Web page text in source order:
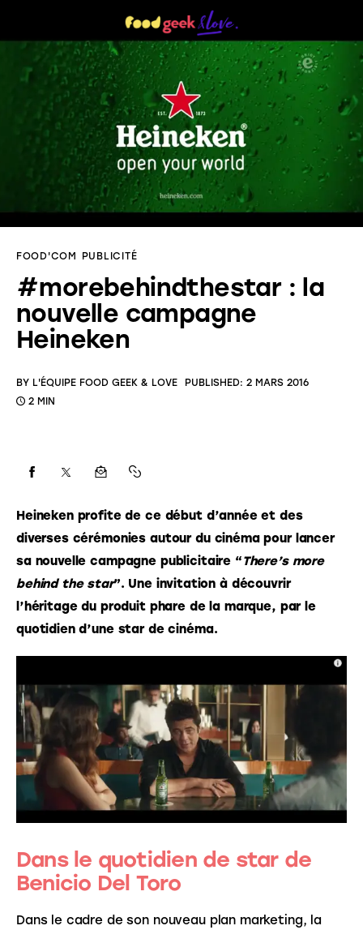
Food’News
Food’Com
Food’Art
Food’Life
FOOD'COM PUBLICITÉ
#morebehindthestar : la
nouvelle campagne
Heineken
BY L'ÉQUIPE FOOD GEEK & LOVE PUBLISHED: 2 MARS 2016
2 MIN
Heineken profite de ce début d’année et des
diverses cérémonies autour du cinéma pour lancer
sa nouvelle campagne publicitaire “There’s more
behind the star”. Une invitation à découvrir
l’héritage du produit phare de la marque, par le
quotidien d’une star de cinéma.
Dans le quotidien de star de
Benicio Del Toro
Dans le cadre de son nouveau plan marketing, la